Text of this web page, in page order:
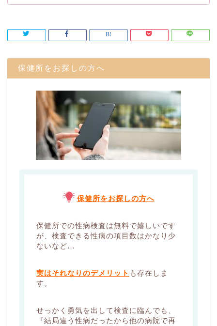
保健所をお探しの方へ
保健所をお探しの方へ
保健所での性病検査は無料で嬉しいです
が、検査できる性病の項目数はかなり少
ないなど…
実はそれなりのデメリット も存在しま
す。
せっかく勇気を出して検査に臨んでも、
『結局違う性病だったから他の病院で再